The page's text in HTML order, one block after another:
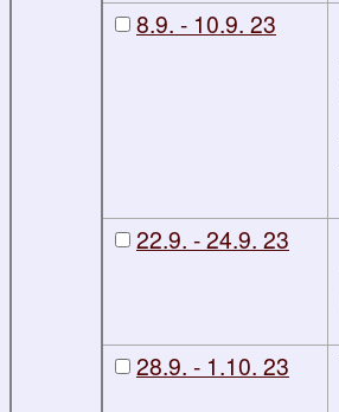
8.9. - 10.9. 23
22.9. - 24.9. 23
28.9. - 1.10. 23